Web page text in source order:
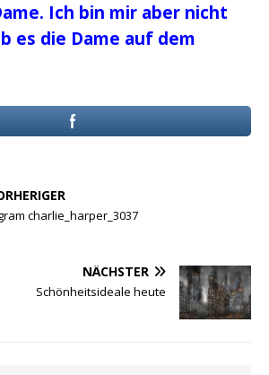
Ich bin mir aber nicht
es die Dame auf dem
charlie_harper_3037
NÄCHSTER
Schönheitsideale heute